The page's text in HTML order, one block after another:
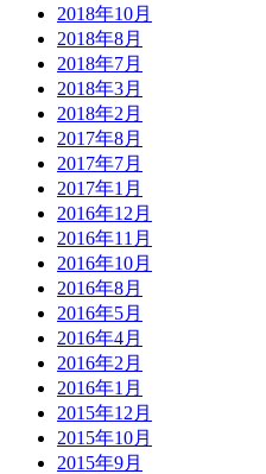
2018年10月
2018年8月
2018年7月
2018年3月
2018年2月
2017年8月
2017年7月
2017年1月
2016年12月
2016年11月
2016年10月
2016年8月
2016年5月
2016年4月
2016年2月
2016年1月
2015年12月
2015年10月
2015年9月